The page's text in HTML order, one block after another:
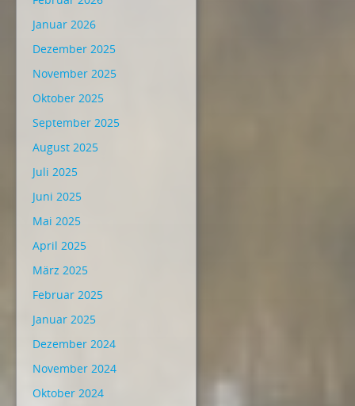
Januar 2026
Dezember 2025
November 2025
Oktober 2025
September 2025
August 2025
Juli 2025
Juni 2025
Mai 2025
April 2025
März 2025
Februar 2025
Januar 2025
Dezember 2024
November 2024
Oktober 2024